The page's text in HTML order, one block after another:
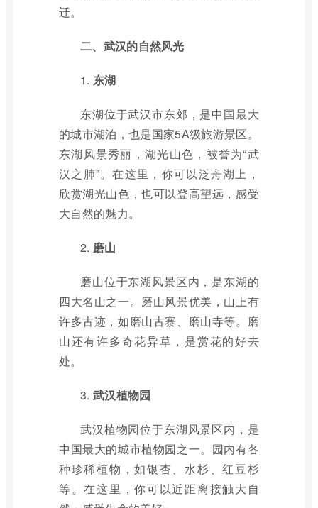
迁。
二、武汉的自然风光
1. 东湖
东湖位于武汉市东郊，是中国最大
的城市湖泊，也是国家5A级旅游景区。
东湖风景秀丽，湖光山色，被誉为“武
汉之肺”。在这里，你可以泛舟湖上，
欣赏湖光山色，也可以登高望远，感受
大自然的魅力。
2. 磨山
磨山位于东湖风景区内，是东湖的
四大名山之一。磨山风景优美，山上有
许多古迹，如磨山古寨、磨山寺等。磨
山还有许多奇花异草，是赏花的好去
处。
3. 武汉植物园
武汉植物园位于东湖风景区内，是
中国最大的城市植物园之一。园内有各
种珍稀植物，如银杏、水杉、红豆杉
等。在这里，你可以近距离接触大自